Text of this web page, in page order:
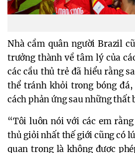
Nhà cầm quân người Brazil
trưởng thành về tâm lý của
các cầu thủ trẻ đã hiểu rằng
thể tránh khỏi trong bóng
cách phản ứng sau những thất
“Tôi luôn nói với các em
thủ giỏi nhất thế giới cũng có
quan trọng là không được